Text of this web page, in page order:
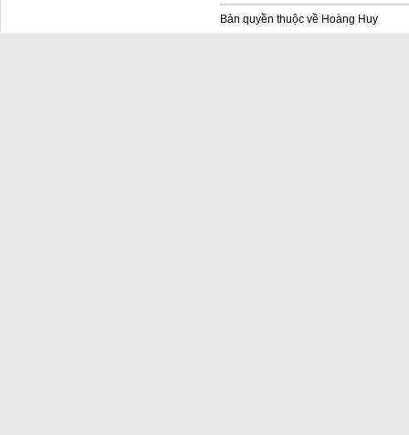
Bản quyền thuộc về Hoàng Huy